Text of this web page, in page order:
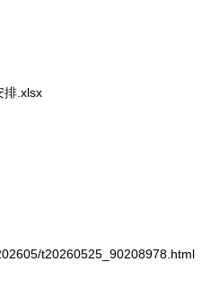
.xlsx
t20260525_90208978.html